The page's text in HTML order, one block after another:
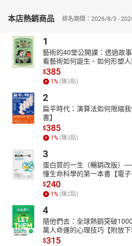
娛樂領域的應用。我們將看到腦機介面如
術在元宇宙中的應用，讓人類與機器的互
▎類腦智慧發展的人工智慧時代
本章展望了人工智慧與腦科學的結合，探
展。人工智慧不僅促進了科技的快速進步
來的下一個「春天」。
本書特色：本書由閆天翼教授根據多年研
研究的發展歷程和基礎知識，並探討腦科
作者運用類比手法使科學知識通俗易懂，
前景，旨在引導讀者了解大腦的奧祕，激
本店熱銷商品 排名期間：2026/8/3 -
1
藝術的40堂公開課：透過故
看藝術如何誕生、如何形塑人
$385
1 % (賺3點)
2
扁平時代：演算法如何限縮
書】
$385
1 % (賺3點)
3
蛋白質的一生（暢銷改版）
懂生命科學的第一本書【電子
$240
1 % (賺2點)
4
隨他們去：全球熱銷突破
萬人命運的心理技巧【附放
書】
$315